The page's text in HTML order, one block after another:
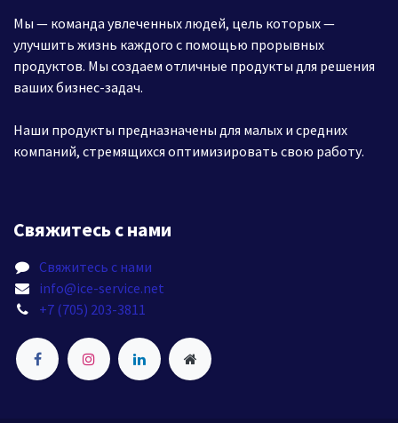
Мы — команда увлеченных людей, цель которых —
улучшить жизнь каждого с помощью прорывных
продуктов. Мы создаем отличные продукты для решения
ваших бизнес-задач.
Наши продукты предназначены для малых и средних
компаний, стремящихся оптимизировать свою работу.
Свяжитесь с нами
Свяжитесь с нами
info@ice-service.net
+7 (705) 203-3811